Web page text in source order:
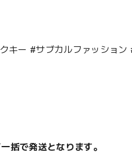
キー #サブカルファッション
括で発送となります。